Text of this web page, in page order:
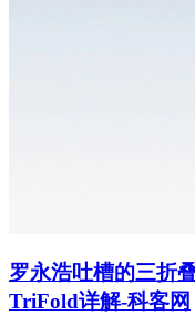
罗永浩吐槽的三折
TriFold详解-科客网